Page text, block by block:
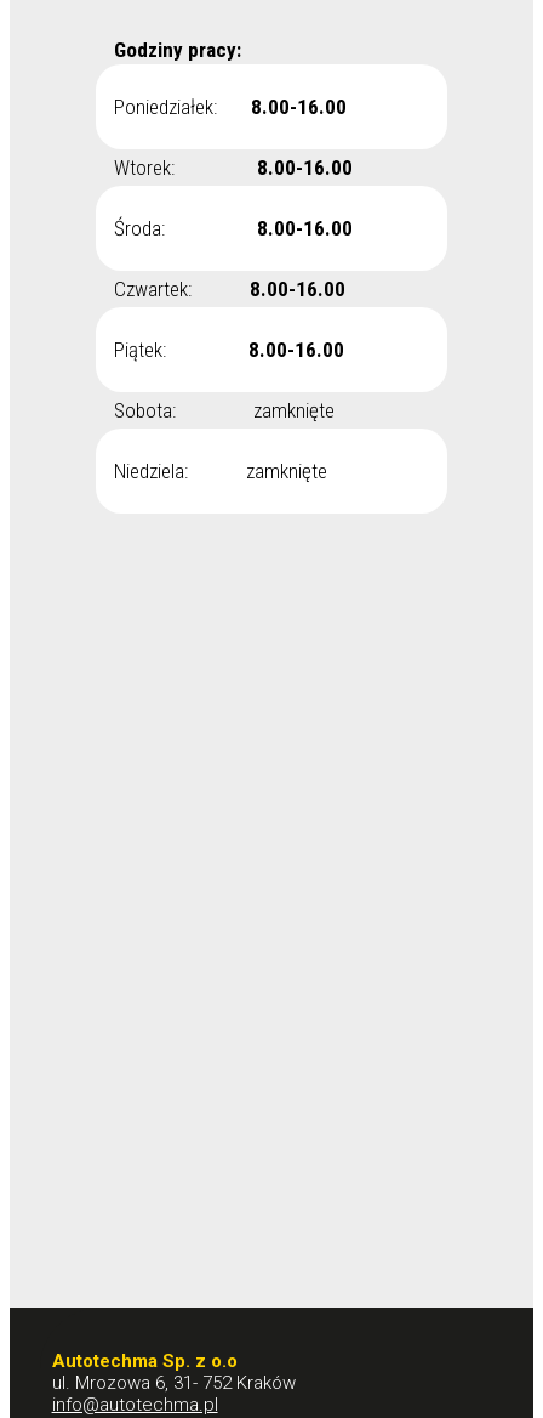
Godziny pracy:
Poniedziałek: 8.00-16.00
Wtorek: 8.00-16.00
Środa: 8.00-16.00
Czwartek: 8.00-16.00
Piątek: 8.00-16.00
Sobota: zamknięte
Niedziela: zamknięte
Autotechma Sp. z o.o
ul. Mrozowa 6, 31- 752 Kraków
info@autotechma.pl